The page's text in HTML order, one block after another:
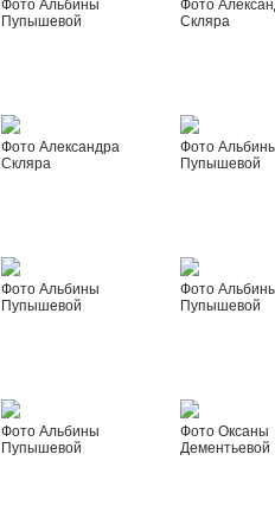
Фото Альбины
Пупышевой
Фото
Скляра
Фото Александра
Скляра
Фото
Пупышевой
Фото Альбины
Пупышевой
Фото
Пупышевой
Фото Альбины
Пупышевой
Фото Оксаны
Дементьевой